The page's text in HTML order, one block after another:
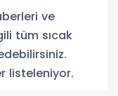
ve
tüm sıcak
listeleniyor.